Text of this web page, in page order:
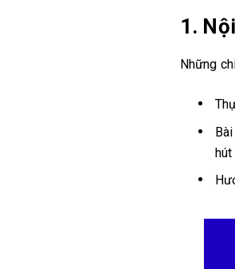
1.
Những
hút